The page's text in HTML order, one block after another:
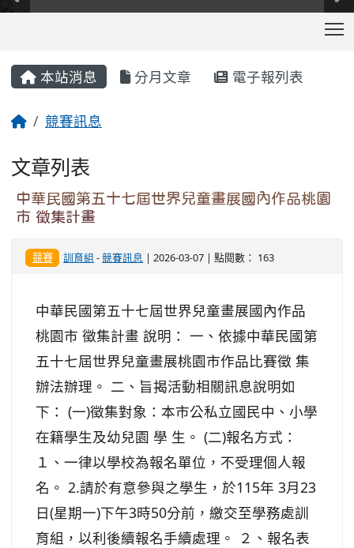
本站消息 分月文章 電子報列表
競賽訊息
文章列表
中華民國第五十七屆世界兒童畫展國內作品桃園
市 徵集計畫
競賽 訓育組 -競賽訊息 | 2026-03-07 | 點閱數： 163
中華民國第五十七屆世界兒童畫展國內作品
桃園市 徵集計畫 說明： 一、依據中華民國第
五十七屆世界兒童畫展桃園市作品比賽徵 集
辦法辦理。 二、旨揭活動相關訊息說明如
下： (一)徵集對象：本市公私立國民中、小學
在籍學生及幼兒園 學 生。 (二)報名方式：
１、一律以學校為報名單位，不受理個人報
名。 2.請於有意參與之學生，於115年 3月23
日(星期一)下午3時50分前，繳交至學務處訓
育組，以利後續報名手續處理。 ２、報名表